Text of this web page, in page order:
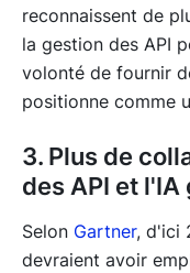
reconnaissent de
la gestion des API
volonté de fournir
positionne comme
3. Plus de
des API et
Selon Gartner, d'ici
devraient avoir